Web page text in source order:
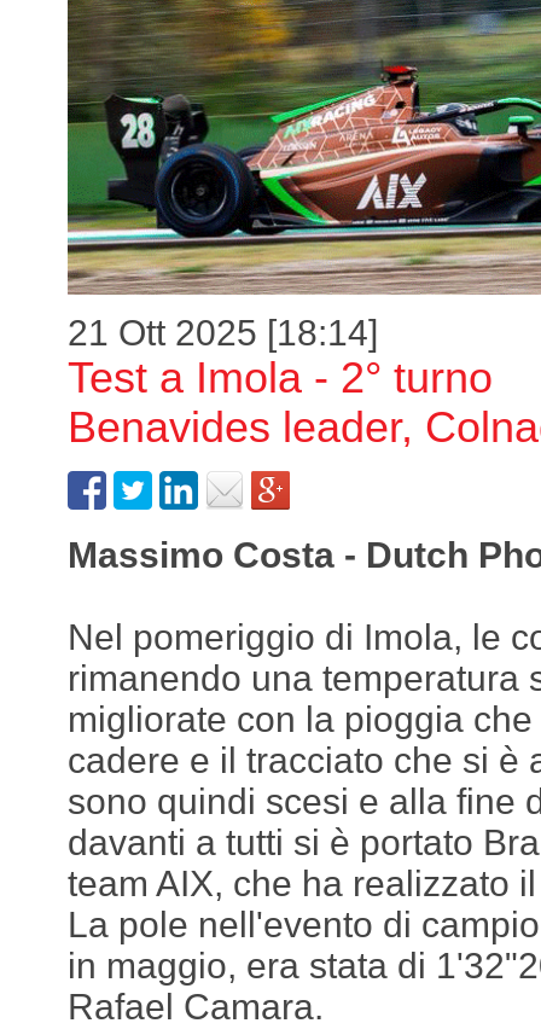
21 Ott 2025 [18:14]
Test a Imola - 2° turno
Benavides leader,
Massimo Costa - Dutch
Nel pomeriggio di Imola, le
rimanendo una temperatura
migliorate con la pioggia
cadere e il tracciato che si è
sono quindi scesi e alla fine
davanti a tutti si è portato
team AIX, che ha realizzato
La pole nell'evento di
in maggio, era stata di
Rafael Camara.